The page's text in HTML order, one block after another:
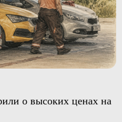
о высоких ценах на